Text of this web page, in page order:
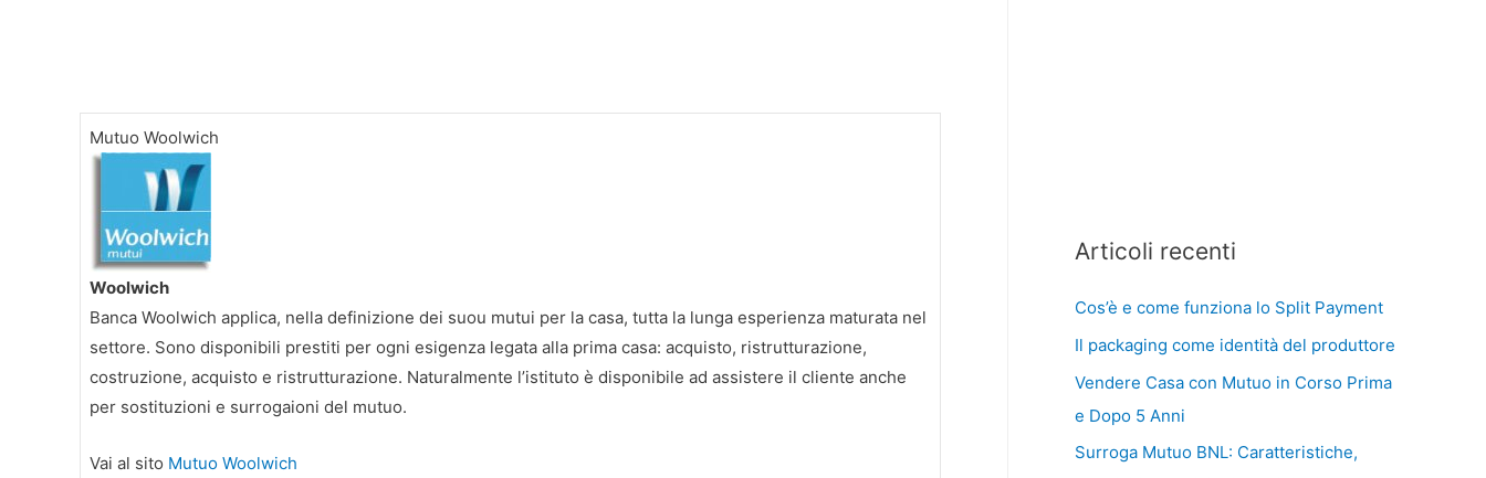
Mutuo Woolwich
Woolwich
Banca Woolwich applica, nella definizione dei suou mutui per la casa, tutta la lunga esperienza maturata nel
settore. Sono disponibili prestiti per ogni esigenza legata alla prima casa: acquisto, ristrutturazione,
costruzione, acquisto e ristrutturazione. Naturalmente l’istituto è disponibile ad assistere il cliente anche
per sostituzioni e surrogaioni del mutuo.
Vai al sito Mutuo Woolwich
Articoli recenti
Cos’è e come funziona lo Split Payment
Il packaging come identità del produttore
Vendere Casa con Mutuo in Corso Prima
e Dopo 5 Anni
Surroga Mutuo BNL: Caratteristiche,